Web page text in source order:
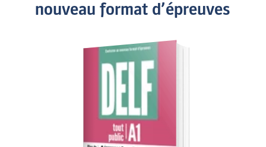
nouveau format d’épreuves